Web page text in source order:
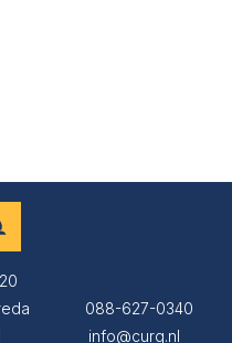
​​​​088-627-0340
​​​​info@curq.nl